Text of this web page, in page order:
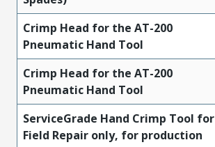
Crimp Head for the AT-200
Pneumatic Hand Tool
Crimp Head for the AT-200
Pneumatic Hand Tool
ServiceGrade Hand Crimp Tool for
Field Repair only, for production